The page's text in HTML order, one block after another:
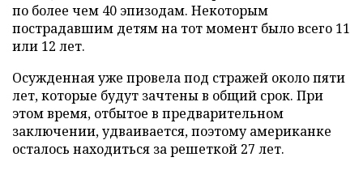
по более чем 40 эпизодам. Некоторым
пострадавшим детям на тот момент было всего 11
или 12 лет.
Осужденная уже провела под стражей около пяти
лет, которые будут зачтены в общий срок. При
этом время, отбытое в предварительном
заключении, удваивается, поэтому американке
осталось находиться за решеткой 27 лет.